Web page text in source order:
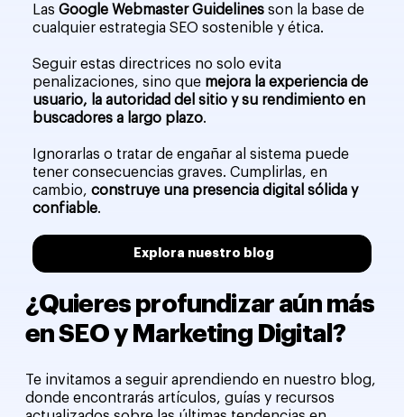
LasGoogle Webmaster Guidelines son la base de
cualquier estrategia SEO sostenible y ética.
Seguir estas directrices no solo evita
penalizaciones, sino que mejora la experiencia de
usuario, la autoridad del sitio y su rendimiento en
buscadores a largo plazo.
Ignorarlas o tratar de engañar al sistema puede
tener consecuencias graves. Cumplirlas, en
cambio,construye una presencia digital sólida y
confiable.
Explora nuestro blog
¿Quieres profundizar aún más
en SEO y Marketing Digital?
Te invitamos a seguir aprendiendo en nuestro blog,
donde encontrarás artículos, guías y recursos